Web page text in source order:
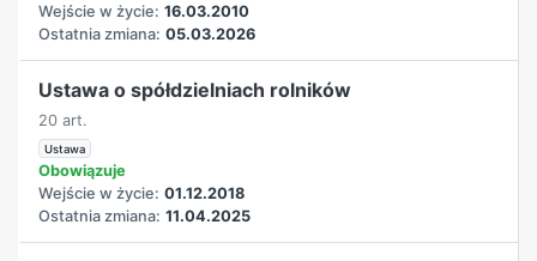
Wejście w życie: 16.03.2010
Ostatnia zmiana: 05.03.2026
Ustawa o spółdzielniach rolników
20 art.
Ustawa
Obowiązuje
Wejście w życie: 01.12.2018
Ostatnia zmiana: 11.04.2025